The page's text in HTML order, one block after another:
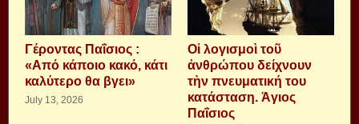
Γέροντας Παΐσιος :
«Από κάποιο κακό, κάτι
καλύτερο θα βγει»
July 13, 2026
Οἱ λογισμοὶ τοῦ
ἀνθρώπου δείχνουν
τὴν πνευματική του
κατάσταση. Ἁγιος
Παΐσιος